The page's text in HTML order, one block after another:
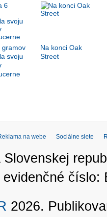
gramov
svoju
Na konci Oak
Street
na webe Sociálne siete
číslo:
2026.